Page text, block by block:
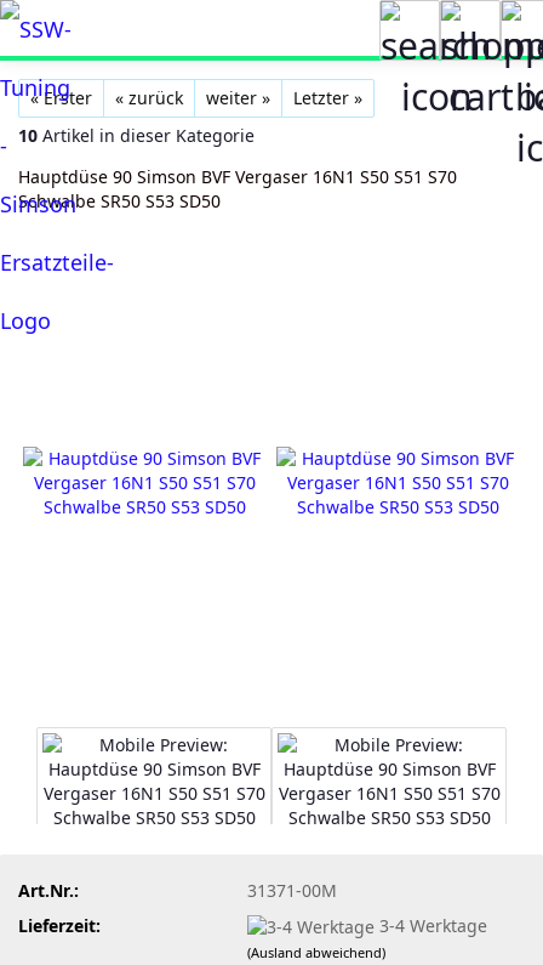
« Erster « zurück weiter »
Letzter »
10 Artikel in dieser Kategorie
Hauptdüse 90 Simson BVF Vergaser 16N1 S50 S51 S70
Schwalbe SR50 S53 SD50
Art.Nr.:
31371-00M
Lieferzeit:
3-4 Werktage
(Ausland abweichend)